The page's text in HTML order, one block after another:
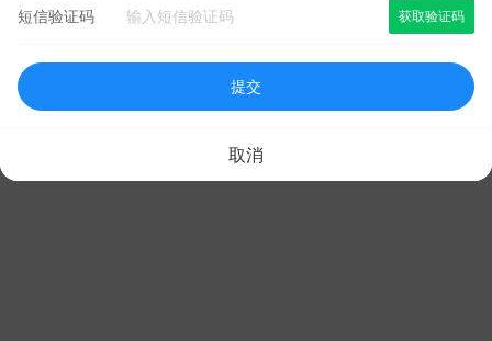
短信验证码 获取验证码
提交
取消